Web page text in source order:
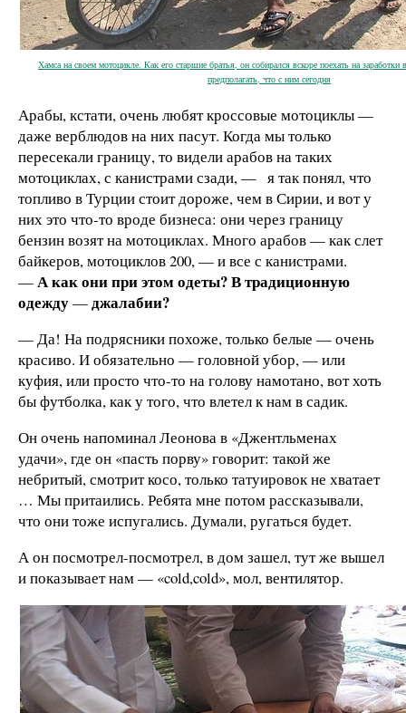
Хамса на своем мотоцикле. Как его старшие братья, он собирался вскоре поехать на
предполагать, что с ним сегодня
Арабы, кстати, очень любят кроссовые мотоциклы —
даже верблюдов на них пасут. Когда мы только
пересекали границу, то видели арабов на таких
мотоциклах, с канистрами сзади, — я так понял, что
топливо в Турции стоит дороже, чем в Сирии, и вот у
них это что-то вроде бизнеса: они через границу
бензин возят на мотоциклах. Много арабов —как слет
байкеров, мотоциклов 200,—и все с канистрами.
—А как они при этом одеты? В традиционную
одежду—джалабии?
— Да! На подрясники похоже, только белые —очень
красиво. И обязательно —головной убор,—или
куфия, или просто что-то на голову намотано, вот хоть
бы футболка, как у того, что влетел к нам в садик.
Он очень напоминал Леонова в «Джентльменах
удачи», где он «пасть порву» говорит: такой же
небритый, смотрит косо, только татуировок не хватает
… Мы притаились. Ребята мне потом рассказывали,
что они тоже испугались. Думали, ругаться будет.
А он посмотрел-посмотрел, в дом зашел, тут же вышел
и показывает нам — «cold,cold», мол, вентилятор.